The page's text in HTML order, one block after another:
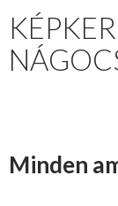
Minden